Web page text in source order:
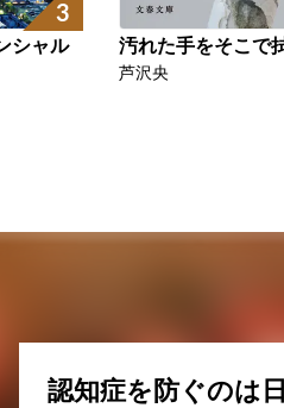
3
シャル 汚れた手をそこで
芦沢央
認知症を防ぐのは